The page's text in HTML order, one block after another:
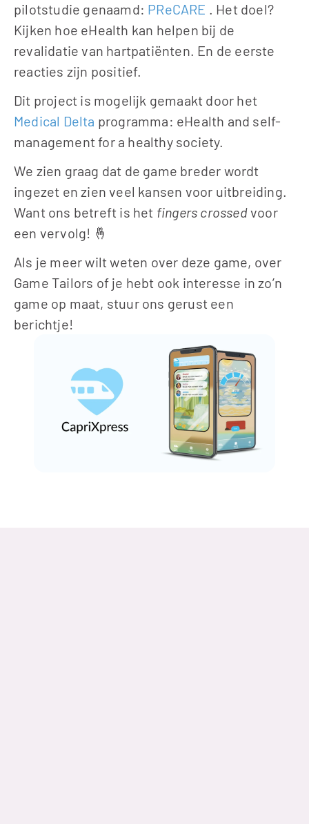
pilotstudie genaamd: PReCARE . Het doel?
Kijken hoe eHealth kan helpen bij de
revalidatie van hartpatiënten. En de eerste
reacties zijn positief.
Medical Delta programma: eHealth and self-
management for a healthy society.
We zien graag dat de game breder wordt
ingezet en zien veel kansen voor uitbreiding.
Want ons betreft is het fingers crossed voor
een vervolg! 🤞
Als je meer wilt weten over deze game, over
Game Tailors of je hebt ook interesse in zo’n
game op maat, stuur ons gerust een
berichtje!